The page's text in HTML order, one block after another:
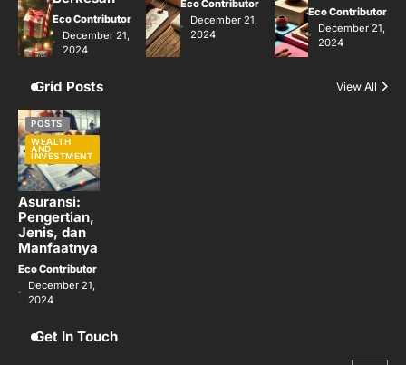
Eco Contributor
December 21,
2024
Eco Contributor
December 21,
2024
Eco Contributor
December 21,
2024
Grid Posts View All
POSTS
WEALTH
AND
INVESTMENT
Asuransi:
Pengertian,
Jenis, dan
Manfaatnya
Eco Contributor
December 21,
2024
Get In Touch